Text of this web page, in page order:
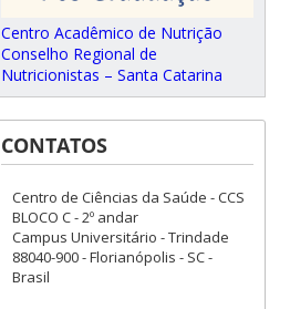
Centro Acadêmico de Nutrição
Conselho Regional de
Nutricionistas – Santa Catarina
CONTATOS
Centro de Ciências da Saúde - CCS
BLOCO C - 2º andar
Campus Universitário - Trindade
88040-900 - Florianópolis - SC -
Brasil